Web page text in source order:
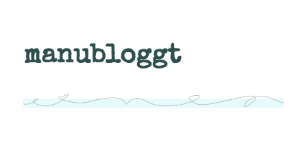
manubloggt